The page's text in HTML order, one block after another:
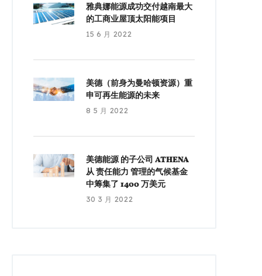
雅典娜能源成功交付越南最大
的工商业屋顶太阳能项目
15 6 月 2022
美德（前身为曼哈顿资源）重
申可再生能源的未来
8 5 月 2022
美德能源 的子公司 ATHENA
从 责任能力 管理的气候基金
中筹集了 1400 万美元
30 3 月 2022